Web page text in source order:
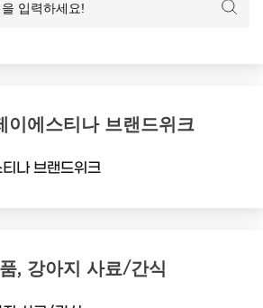
이에스티나 브랜드위크
, 강아지 사료/간식